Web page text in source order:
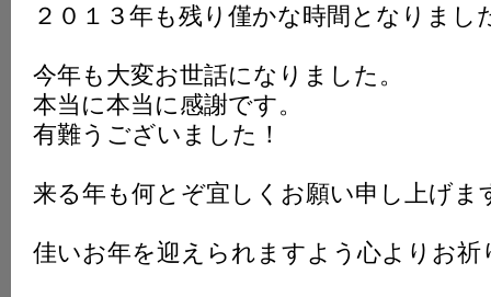
２０１３年も残り僅かな時間となりまし
今年も大変お世話になりました。
本当に本当に感謝です。
有難うございました！
来る年も何とぞ宜しくお願い申し上げま
佳いお年を迎えられますよう心よりお祈